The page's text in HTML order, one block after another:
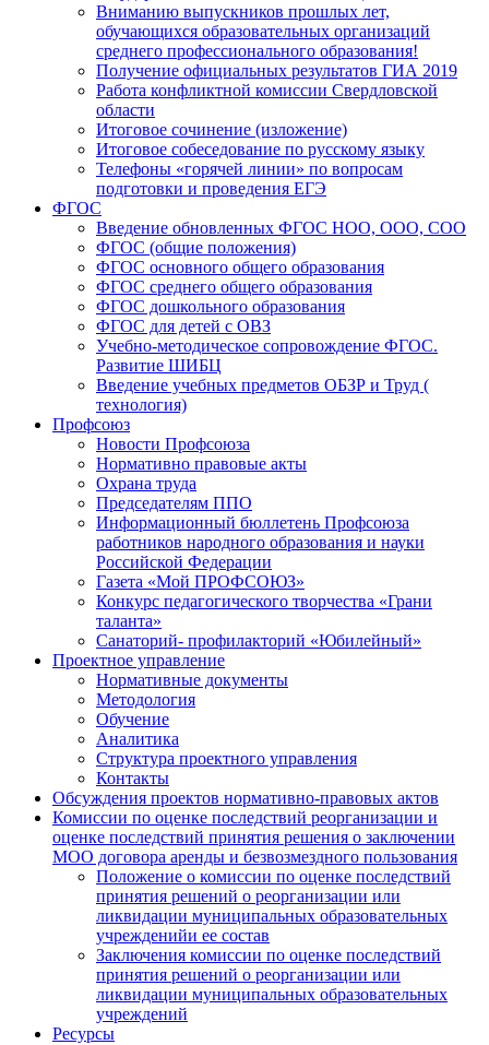
Вниманию выпускников прошлых лет,
обучающихся образовательных организаций
среднего профессионального образования!
Получение официальных результатов ГИА 2019
Работа конфликтной комиссии Свердловской
области
Итоговое сочинение (изложение)
Итоговое собеседование по русскому языку
Телефоны «горячей линии» по вопросам
подготовки и проведения ЕГЭ
ФГОС
Введение обновленных ФГОС НОО, ООО, СОО
ФГОС (общие положения)
ФГОС основного общего образования
ФГОС среднего общего образования
ФГОС дошкольного образования
ФГОС для детей с ОВЗ
Учебно-методическое сопровождение ФГОС.
Развитие ШИБЦ
Введение учебных предметов ОБЗР и Труд (
технология)
Профсоюз
Новости Профсоюза
Нормативно правовые акты
Охрана труда
Председателям ППО
Информационный бюллетень Профсоюза
работников народного образования и науки
Российской Федерации
Газета «Мой ПРОФСОЮЗ»
Конкурс педагогического творчества «Грани
таланта»
Санаторий- профилакторий «Юбилейный»
Проектное управление
Нормативные документы
Методология
Обучение
Аналитика
Структура проектного управления
Контакты
Обсуждения проектов нормативно-правовых актов
Комиссии по оценке последствий реорганизации и
оценке последствий принятия решения о заключении
МОО договора аренды и безвозмездного пользования
Положение о комиссии по оценке последствий
принятия решений о реорганизации или
ликвидации муниципальных образовательных
учрежденийи ее состав
Заключения комиссии по оценке последствий
принятия решений о реорганизации или
ликвидации муниципальных образовательных
учреждений
Ресурсы